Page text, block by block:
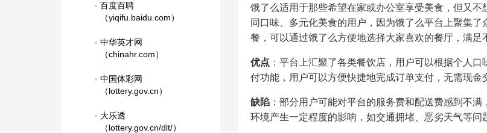
百度百聘
（yiqifu.baidu.com）
中华英才网
（chinahr.com）
中国体彩网
（lottery.gov.cn）
大乐透
（lottery.gov.cn/dlt/）
饿了么适用于那些希望在家或办公室享受美食，但又
同口味、多元化美食的用户，因为饿了么平台上聚集
餐，可以通过饿了么方便地选择大家喜欢的餐厅，满足
优点 ：平台上汇聚了各类餐饮店，用户可以根据个人
付功能，用户可以方便快捷地完成订单支付，无需现金
缺陷：部分用户可能对平台的服务费和配送费感到不
环境产生一定程度的影响，如交通拥堵、恶劣天气等问